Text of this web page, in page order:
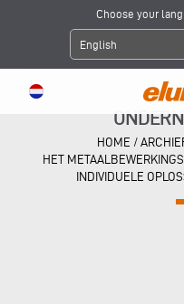
Choose your
English
HOME /
HET
INDIVIDUELE